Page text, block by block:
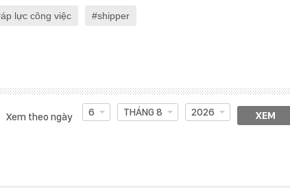
áp lực công việc shipper
Xem theo ngày 6 THÁNG 8 2026 XEM